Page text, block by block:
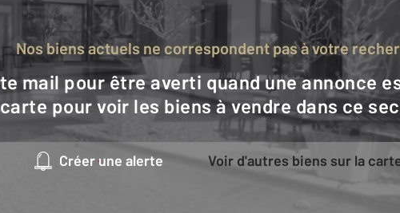
Nos biens actuels ne correspondent pas à votre
carte pour voir les biens à vendre dans ce
Créer une alerte Voir d'autres biens sur la